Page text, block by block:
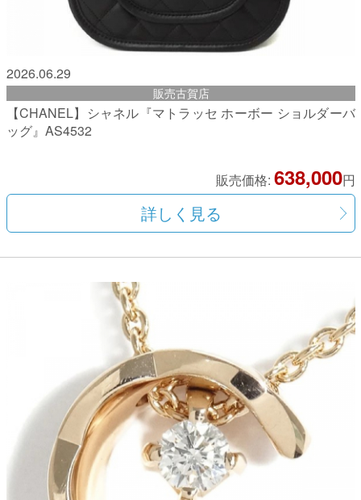
2026.06.29
販売古賀店
【CHANEL】シャネル『マトラッセ ホーボー ショルダーバ
ッグ』AS4532
販売価格: 638,000円
詳しく見る